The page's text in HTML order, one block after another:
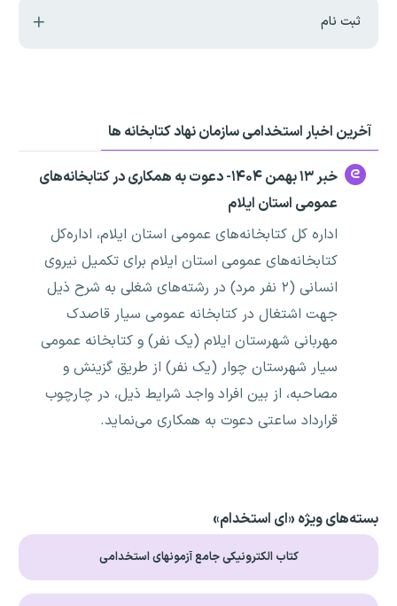
ثبت نام
آخرین اخبار استخدامی سازمان نهاد کتابخانه ها
خبر ۱۳ بهمن ۱۴۰۴- دعوت به همکاری در کتابخانه‌های
عمومی استان ایلام
اداره کل کتابخانه‌های عمومی استان ایلام، اداره‌کل
کتابخانه‌های عمومی استان ایلام برای تکمیل نیروی
انسانی (۲ نفر مرد) در رشته‌های شغلی به شرح ذیل
جهت اشتغال در کتابخانه عمومی سیار قاصدک
مهربانی شهرستان ایلام (یک نفر) و کتابخانه عمومی
سیار شهرستان چوار (یک نفر) از طریق گزینش و
مصاحبه، از بین افراد واجد شرایط ذیل، در چارچوب
قرارداد ساعتی دعوت به همکاری می‌نماید.
بسته‌های ویژه «ای استخدام»
کتاب الکترونیکی جامع آزمونهای استخدامی